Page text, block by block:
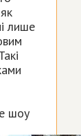
лише
шоу